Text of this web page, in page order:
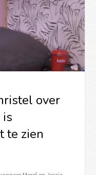
over
is
te zien